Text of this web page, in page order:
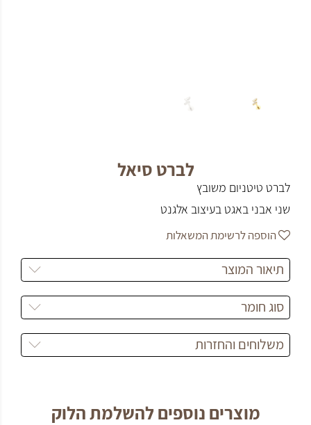
לברט סיאל
לברט טיטניום משובץ
שני אבני באגט בעיצוב אלגנט
הוספה לרשימת המשאלות
תיאור המוצר
סוג חומר
משלוחים והחזרות
מוצרים נוספים להשלמת הלוק